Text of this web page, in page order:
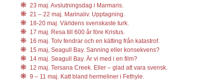
23 maj. Avslutningsdag i Marmaris.
21 – 22 maj. Marinaliv. Upptagning.
18-20 maj. Världens svenskaste turk.
17 maj. Resa till 600 år före Kristus.
16 maj. Tolv fendrar och en kätting från katastrof.
15 maj, Seagull Bay. Sanning eller konsekvens?
14 maj. Seagull Bay. Är vi med i en film?
12 maj. Tersana Creek. Eller – glad att vara svensk.
9 – 11 maj. Katt bland hermeliner i Fethyie.